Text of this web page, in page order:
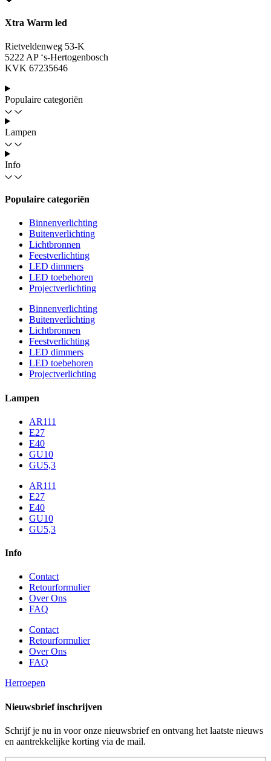
Xtra Warm led
Rietveldenweg 53-K
5222 AP ‘s-Hertogenbosch
KVK 67235646
Populaire categoriën
Lampen
Info
Populaire categoriën
Binnenverlichting
Buitenverlichting
Lichtbronnen
Feestverlichting
LED dimmers
LED toebehoren
Projectverlichting
Binnenverlichting
Buitenverlichting
Lichtbronnen
Feestverlichting
LED dimmers
LED toebehoren
Projectverlichting
Lampen
AR111
E27
E40
GU10
GU5,3
AR111
E27
E40
GU10
GU5,3
Info
Contact
Retourformulier
Over Ons
FAQ
Contact
Retourformulier
Over Ons
FAQ
Herroepen
Nieuwsbrief inschrijven
Schrijf je nu in voor onze nieuwsbrief en ontvang het laatste nieuws
en aantrekkelijke korting via de mail.